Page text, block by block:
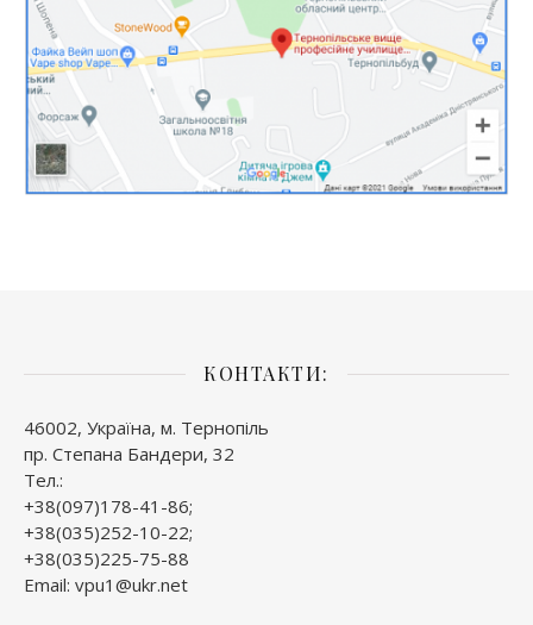
КОНТАКТИ:
46002, Україна, м. Тернопіль
пр. Степана Бандери, 32
Тел.:
+38(097)178-41-86;
+38(035)252-10-22;
+38(035)225-75-88
Email: vpu1@ukr.net